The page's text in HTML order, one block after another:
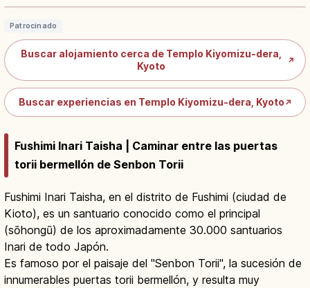
Patrocinado
Buscar alojamiento cerca de Templo Kiyomizu-dera,
Kyoto
↗
Buscar experiencias en Templo Kiyomizu-dera, Kyoto ↗
Fushimi Inari Taisha | Caminar entre las puertas
torii bermellón de Senbon Torii
Fushimi Inari Taisha, en el distrito de Fushimi (ciudad de
Kioto), es un santuario conocido como el principal
(sōhongū) de los aproximadamente 30.000 santuarios
Inari de todo Japón.
Es famoso por el paisaje del "Senbon Torii", la sucesión de
innumerables puertas torii bermellón, y resulta muy